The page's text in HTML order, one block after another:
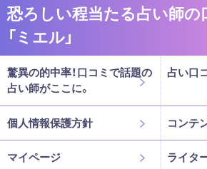
恐ろしい程当たる占い師の
「ミエル」
驚異の的中率！口コミで話題の
占い師がここに。
占い口
個人情報保護方針 コンテ
マイページ ライタ